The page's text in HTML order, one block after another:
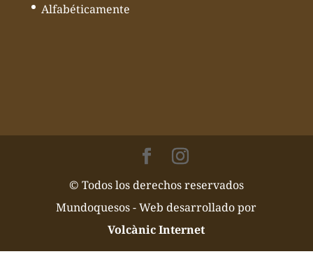
Alfabéticamente
© Todos los derechos reservados
Mundoquesos - Web desarrollado por
Volcànic Internet